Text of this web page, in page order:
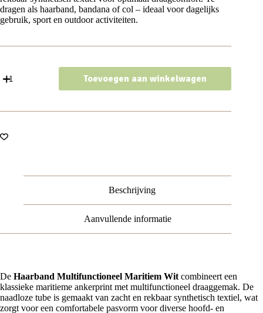
dragen als haarband, bandana of col – ideaal voor dagelijks
gebruik, sport en outdoor activiteiten.
Multifunctioneel
Maritiem
Wit
Toevoegen aan winkelwagen
Beschrijving
Aanvullende informatie
De Haarband Multifunctioneel Maritiem Wit combineert een
klassieke maritieme ankerprint met multifunctioneel draaggemak. De
naadloze tube is gemaakt van zacht en rekbaar synthetisch textiel, wat
zorgt voor een comfortabele pasvorm voor diverse hoofd- en